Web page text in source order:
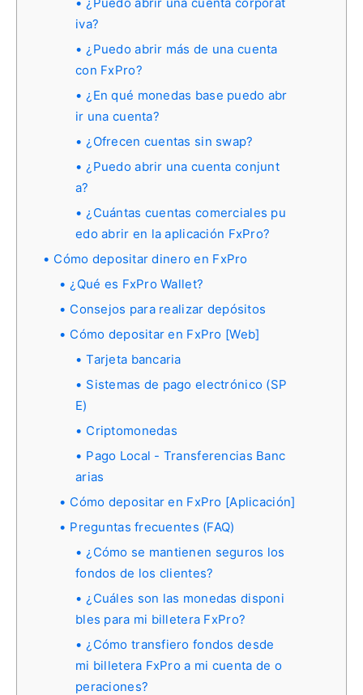
iva?
¿Puedo abrir más de una cuenta
con FxPro?
¿En qué monedas base puedo abr
ir una cuenta?
¿Ofrecen cuentas sin swap?
¿Puedo abrir una cuenta conjunt
a?
¿Cuántas cuentas comerciales pu
edo abrir en la aplicación FxPro?
Cómo depositar dinero en FxPro
¿Qué es FxPro Wallet?
Consejos para realizar depósitos
Cómo depositar en FxPro [Web]
Tarjeta bancaria
Sistemas de pago electrónico (SP
E)
Criptomonedas
Pago Local - Transferencias Banc
arias
Cómo depositar en FxPro [Aplicación]
Preguntas frecuentes (FAQ)
¿Cómo se mantienen seguros los
fondos de los clientes?
¿Cuáles son las monedas disponi
bles para mi billetera FxPro?
¿Cómo transfiero fondos desde
mi billetera FxPro a mi cuenta de o
peraciones?